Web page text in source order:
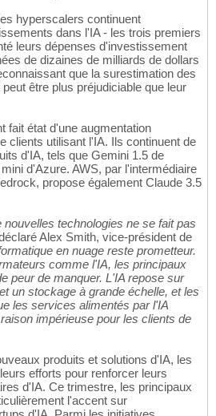
hyperscalers continuent
dans l'IA - les trois premiers
leurs dépenses d'investissement
de dizaines de milliards de dollars
que la surestimation des
être plus préjudiciable que leur
fait état d'une augmentation
clients utilisant l'IA. Ils continuent de
d'IA, tels que Gemini 1.5 de
d'Azure. AWS, par l'intermédiaire
propose également Claude 3.5
technologies ne se fait pas
Alex Smith, vice-président de
en nuage reste prometteur.
comme l'IA, les principaux
peur de manquer. L'IA repose sur
un stockage à grande échelle, et les
les services alimentés par l'IA
impérieuse pour les clients de
produits et solutions d'IA, les
efforts pour renforcer leurs
d'IA. Ce trimestre, les principaux
l'accent sur